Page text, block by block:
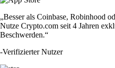
„Besser als Coinbase, Robinhood
Nutze Crypto.com seit 4 Jahren
Beschwerden.“
-Verifizierter Nutzer